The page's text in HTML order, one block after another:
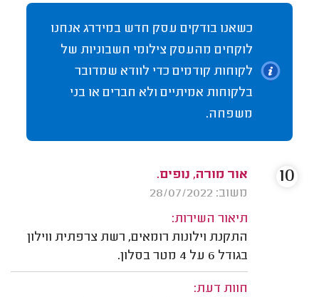
כשאנו בודקים עסק חדש במידרג אנחנו
לוקחים מהעסק צילומי חשבוניות של
לקוחות קודמים כדי לוודא שמדובר
בלקוחות אמיתיים ולא חברים או בני
משפחה.
אור מורה, נופים.
משוב: 28/07/2022
תיאור השירות:
התקנת וילונות רומאים, רשת צרפתית ווילון
בגודל 6 על 4 מטר בסלון.
חוות דעת:
10